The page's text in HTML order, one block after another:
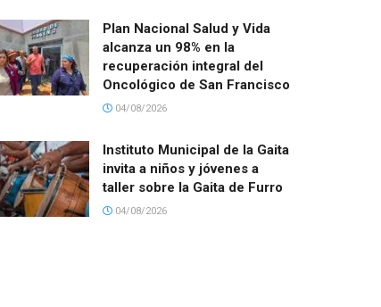
Plan Nacional Salud y Vida
alcanza un 98% en la
recuperación integral del
Oncológico de San Francisco
04/08/2026
Instituto Municipal de la Gaita
invita a niños y jóvenes a
taller sobre la Gaita de Furro
04/08/2026